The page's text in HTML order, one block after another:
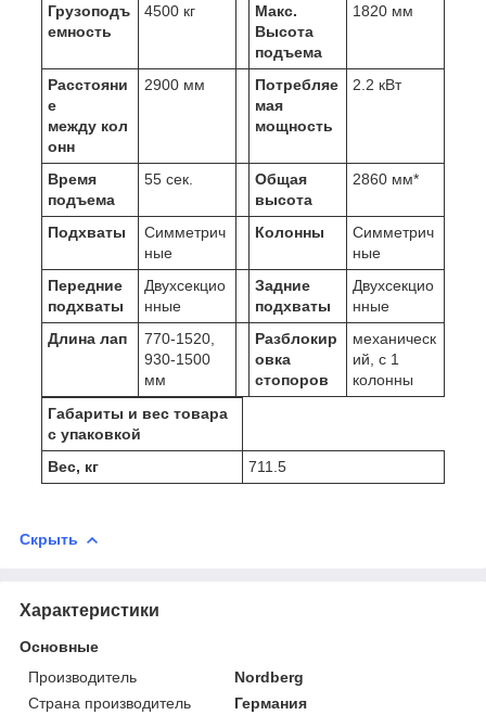
Грузоподъ
емность
4500 кг
Макс.
Высота
подъема
1820 мм
Расстояни
е
между кол
онн
2900 мм
Потребляе
мая
мощность
2.2 кВт
Время
подъема
55 сек.
Общая
высота
2860 мм*
Подхваты
Симметрич
ные
Колонны
Симметрич
ные
Передние
подхваты
Двухсекцио
нные
Задние
подхваты
Двухсекцио
нные
Длина лап
770-1520,
930-1500
мм
Разблокир
овка
стопоров
механическ
ий, с 1
колонны
Габариты и вес товара
с упаковкой
Вес, кг
711.5
Скрыть
Характеристики
Основные
Производитель
Nordberg
Страна производитель
Германия